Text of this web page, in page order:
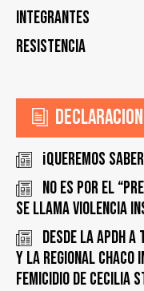
INTEGRANTES
Resistencia
¡Queremos
No es por el
se llama Violencia
Desde la APDH
y la Regional Chaco
femicidio de Cecilia